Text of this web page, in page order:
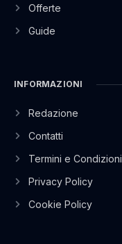
Offerte
Guide
INFORMAZIONI
Redazione
Contatti
Termini e Condizioni
Privacy Policy
Cookie Policy